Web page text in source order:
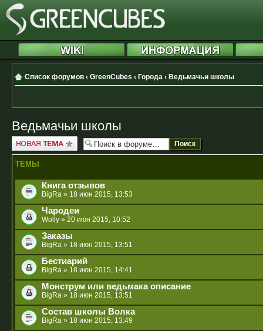
Список форумов ‹ GreenCubes ‹ Города ‹ Ведьмачьи школы
Ведьмачьи школы
Новая тема
ТЕМЫ
Книга отзывов
BigRa » 18 июн 2015, 13:53
Чародеи
Wolly » 20 июн 2015, 10:52
Заказы
BigRa » 18 июн 2015, 13:51
Бестиарий
BigRa » 18 июн 2015, 14:41
Монструм или ведьмака описание
BigRa » 18 июн 2015, 13:51
Состав школы Волка
BigRa » 18 июн 2015, 13:49